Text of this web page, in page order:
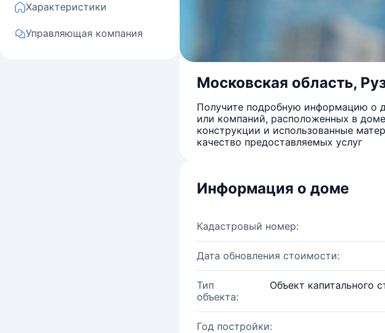
Характеристики
Управляющая компания
Московская область,
Получите подробную информацию о
или компаний, расположенных в
конструкции и использованные
качество предоставляемых услуг
Информация о доме
Кадастровый номер:
Дата обновления стоимости:
Тип
объекта:
Объект капитального
Год постройки: